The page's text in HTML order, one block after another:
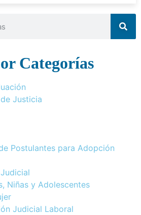
Categorías
Justicia
Postulantes para Adopción
Niñas y Adolescentes
Judicial Laboral